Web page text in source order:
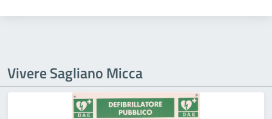
Vivere Sagliano Micca